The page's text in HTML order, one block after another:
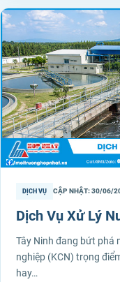
DỊCH VỤ CẬP NHẬT: 30/06/
Dịch Vụ Xử Lý
Tây Ninh đang bứt phá
nghiệp (KCN) trọng
hay…